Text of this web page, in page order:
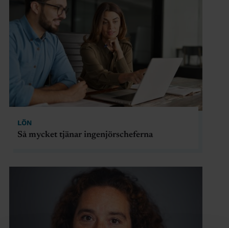
LÖN
Så mycket tjänar ingenjörscheferna